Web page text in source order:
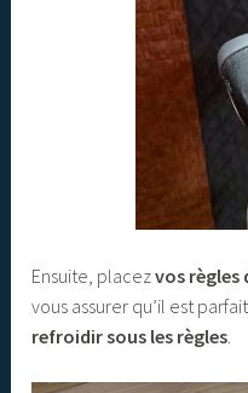
Ensuite, placezvos règles
vous assurer qu’il est
refroidir sous les règles